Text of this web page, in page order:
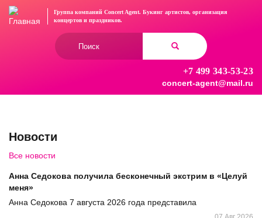
Перейти
Группа компаний Concert Agent. Букинг артистов, организация
концертови праздников.
+7 499 343-53-23
concert-agent@mail.ru
Новости
Все новости
Анна Седокова получила бесконечный экстрим в «Целуй
меня»
Анна Седокова 7 августа 2026 года представила